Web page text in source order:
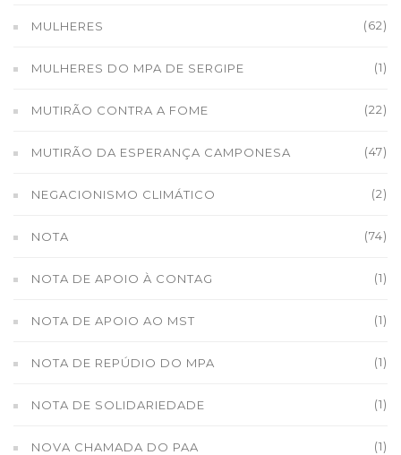
MULHERES (62)
MULHERES DO MPA DE SERGIPE (1)
MUTIRÃO CONTRA A FOME (22)
MUTIRÃO DA ESPERANÇA CAMPONESA (47)
NEGACIONISMO CLIMÁTICO (2)
NOTA (74)
NOTA DE APOIO À CONTAG (1)
NOTA DE APOIO AO MST (1)
NOTA DE REPÚDIO DO MPA (1)
NOTA DE SOLIDARIEDADE (1)
NOVA CHAMADA DO PAA (1)